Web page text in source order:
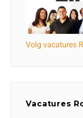
Volg vacatures
Vacatures